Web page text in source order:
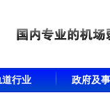
道行业 政府及